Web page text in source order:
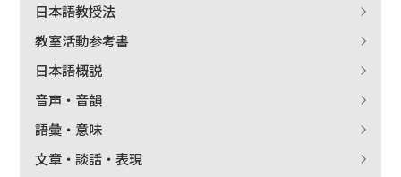
日本語教授法
教室活動参考書
日本語概説
音声・音韻
語彙・意味
文章・談話・表現